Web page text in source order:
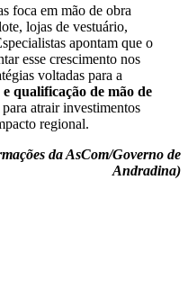
foca em mão de obra
lojas de vestuário,
apontam que o
esse crescimento nos
voltadas para a
qualificação de mão de
atrair investimentos
regional.
da AsCom/Governo de
Andradina)